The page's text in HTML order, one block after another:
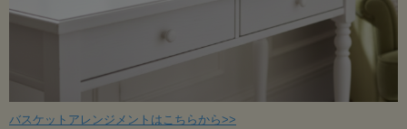
バスケットアレンジメントはこちらから>>